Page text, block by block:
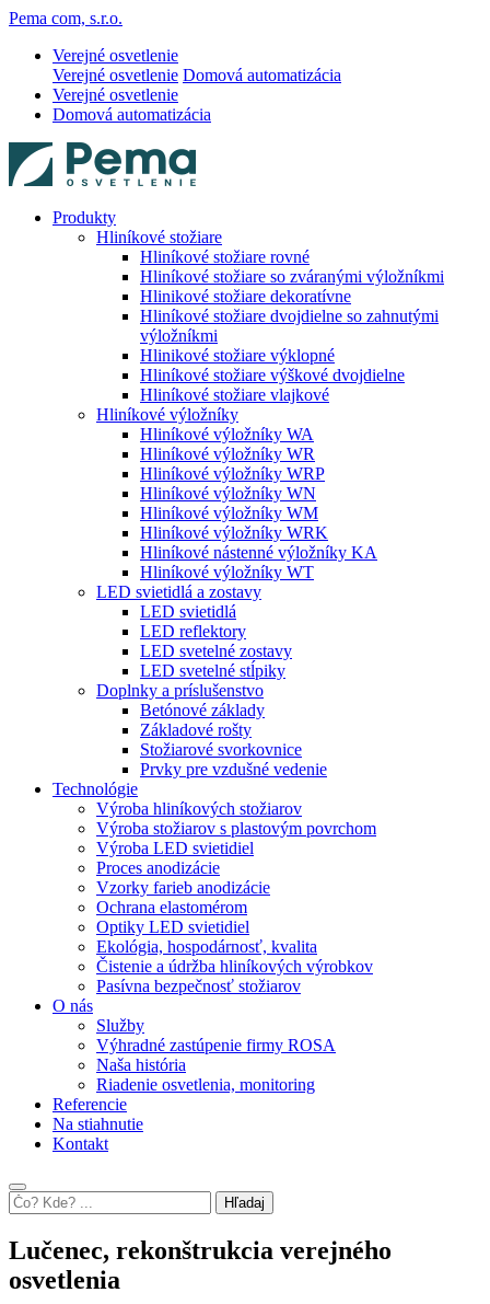
Pema com, s.r.o.
Verejné osvetlenie
Verejné osvetlenie Domová automatizácia
Verejné osvetlenie
Domová automatizácia
Produkty
Hliníkové stožiare
Hliníkové stožiare rovné
Hliníkové stožiare so zváranými výložníkmi
Hlinikové stožiare dekoratívne
Hliníkové stožiare dvojdielne so zahnutými
výložníkmi
Hlinikové stožiare výklopné
Hliníkové stožiare výškové dvojdielne
Hliníkové stožiare vlajkové
Hliníkové výložníky
Hliníkové výložníky WA
Hliníkové výložníky WR
Hliníkové výložníky WRP
Hliníkové výložníky WN
Hliníkové výložníky WM
Hliníkové výložníky WRK
Hliníkové nástenné výložníky KA
Hliníkové výložníky WT
LED svietidlá a zostavy
LED svietidlá
LED reflektory
LED svetelné zostavy
LED svetelné stĺpiky
Doplnky a príslušenstvo
Betónové základy
Základové rošty
Stožiarové svorkovnice
Prvky pre vzdušné vedenie
Technológie
Výroba hliníkových stožiarov
Výroba stožiarov s plastovým povrchom
Výroba LED svietidiel
Proces anodizácie
Vzorky farieb anodizácie
Ochrana elastomérom
Optiky LED svietidiel
Ekológia, hospodárnosť, kvalita
Čistenie a údržba hliníkových výrobkov
Pasívna bezpečnosť stožiarov
O nás
Služby
Výhradné zastúpenie firmy ROSA
Naša história
Riadenie osvetlenia, monitoring
Referencie
Na stiahnutie
Kontakt
Hľadaj
Lučenec, rekonštrukcia verejného
osvetlenia